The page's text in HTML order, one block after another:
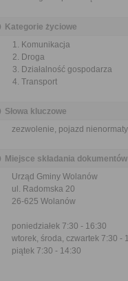
Kategorie życiowe
Komunikacja
Droga
Działalność gospodarza
Transport
Słowa kluczowe
zezwolenie, pojazd
Miejsce składania dokumentów
Urząd Gminy Wolanów
ul. Radomska 20
26-625 Wolanów
poniedziałek 7:30 - 16:30
wtorek, środa, czwartek 7:30 -
piątek 7:30 - 14:30